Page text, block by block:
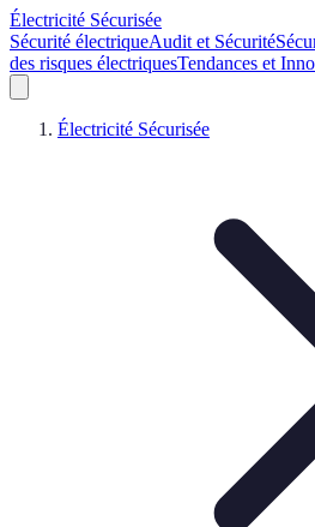
Électricité Sécurisée
Sécurité électriqueAudit et Sécurité
des risques électriquesTendances et
Électricité Sécurisée